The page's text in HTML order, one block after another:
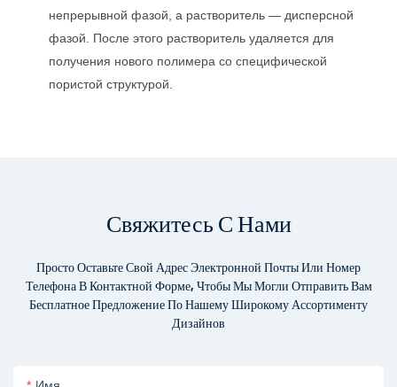
непрерывной фазой, а растворитель — дисперсной
фазой. После этого растворитель удаляется для
получения нового полимера со специфической
пористой структурой.
Свяжитесь С Нами
Просто Оставьте Свой Адрес Электронной Почты Или Номер
Телефона В Контактной Форме, Чтобы Мы Могли Отправить Вам
Бесплатное Предложение По Нашему Широкому Ассортименту
Дизайнов